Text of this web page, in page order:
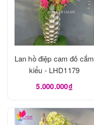
Lan hồ điệp cam đỏ cắm
kiểu - LHD1179
5.000.000₫